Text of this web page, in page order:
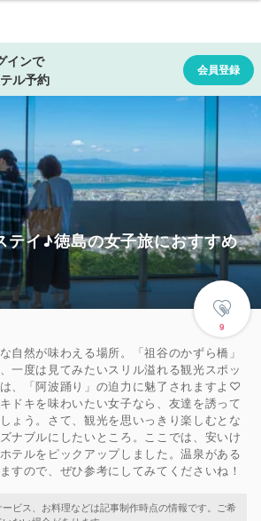
テイ♪徳島の女子旅におすすめ
9
自然が味わえる場所。「祖谷のかずら橋」
一度は見てみたいスリル溢れる観光スポッ
、「阿波踊り」の迫力に魅了されますよ♡
ドキを味わいたい女子なら、友達を誘って
ょう。さて、観光を思いっきり楽しむとな
ナブルにしたいところ。ここでは、安いけ
テルをピックアップしました。温泉がある
すので、ぜひ参考にしてみてくださいね！